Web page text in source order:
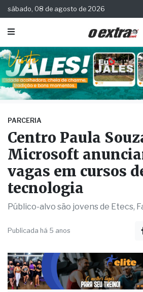
sábado, 08 de agosto de 2026
PARCERIA
Centro Paula
Microsoft
vagas em cursos de
tecnologia